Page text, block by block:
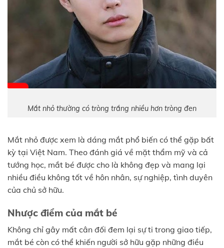
Mắt nhỏ thường có tròng trắng nhiều hơn tròng đen
Mắt nhỏ được xem là dáng mắt phổ biến có thể gặp bất
kỳ tại Việt Nam. Theo đánh giá về mặt thẩm mỹ và cả
tướng học, mắt bé được cho là không đẹp và mang lại
nhiều điều không tốt về hôn nhân, sự nghiệp, tình duyên
của chủ sở hữu.
Nhược điểm của mắt bé
Không chỉ gây mất cân đối đem lại sự ti trong giao tiếp,
mắt bé còn có thể khiến người sở hữu gặp những điều